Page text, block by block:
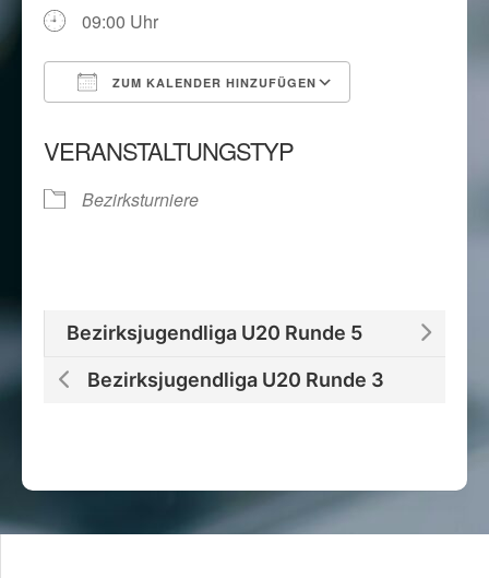
09:00 Uhr
ZUM KALENDER HINZUFÜGEN
VERANSTALTUNGSTYP
Bezirksturniere
Bezirksjugendliga U20 Runde 5
Bezirksjugendliga U20 Runde 3